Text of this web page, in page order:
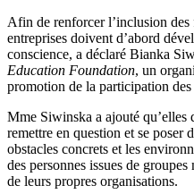
Afin de renforcer l’inclusion des
entreprises doivent d’abord
conscience, a déclaré Bianka
Education Foundation, un
promotion de la participation
Mme Siwinska a ajouté qu’elles
remettre en question et se poser
obstacles concrets et les
des personnes issues de
de leurs propres organisations.